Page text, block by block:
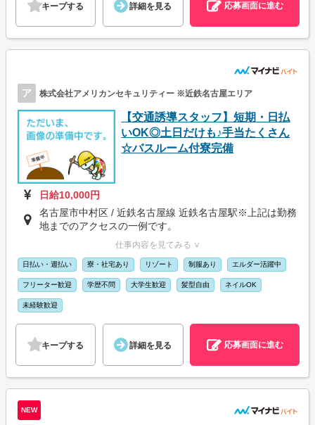
キープする 詳細を見る 応募画面に進む
ア 株式会社アメリカンセキュリティー ※近鉄名古屋エリア
【交通誘導スタッフ】短期・日払
いOK◎土日だけも♪手当たくさん
☆バスルーム付寮完備
日給10,000円
名古屋市中村区 / 近鉄名古屋線 近鉄名古屋駅※上記は勤務
地までのアクセスの一例です。
仕事内容を見てみる ∨
日払い・週払い 寮・社宅あり リゾート 制服あり エルダー活躍中
フリーター歓迎 学歴不問 大学生歓迎 髪型自由 ネイルOK
未経験歓迎
キープする 詳細を見る 応募画面に進む
NEW